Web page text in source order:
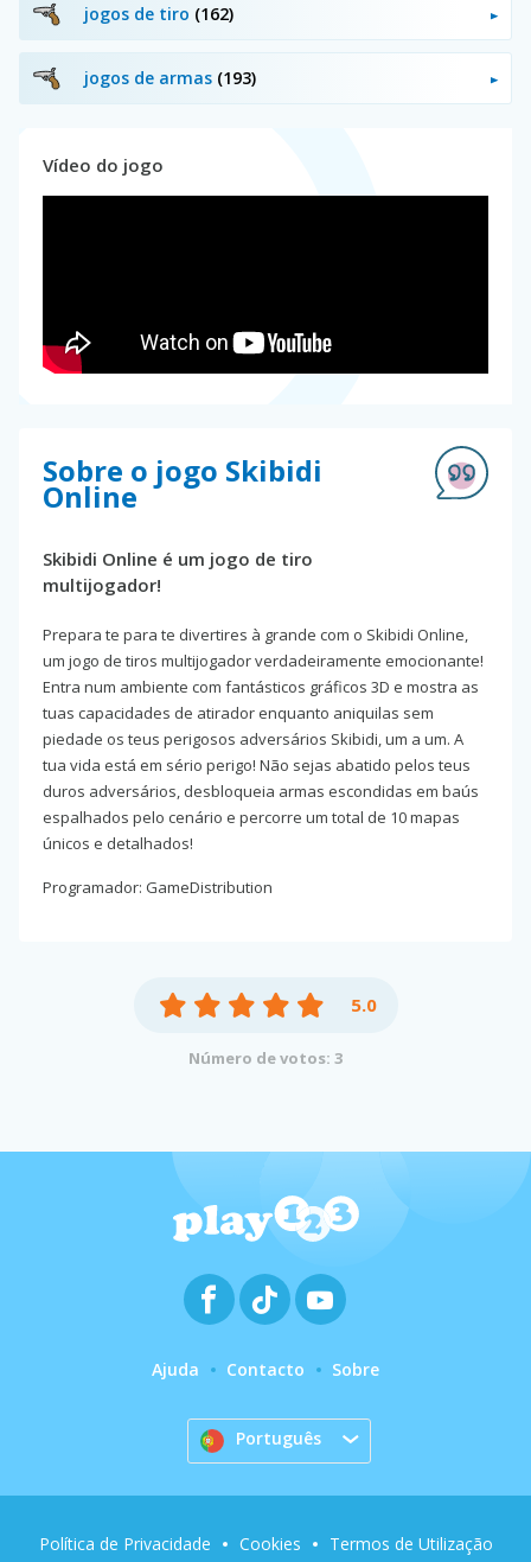
jogos de tiro (162)
jogos de armas (193)
Vídeo do jogo
Sobre o jogo Skibidi
Online
Skibidi Online é um jogo de tiro
multijogador!
Prepara te para te divertires à grande com o Skibidi Online,
um jogo de tiros multijogador verdadeiramente emocionante!
Entra num ambiente com fantásticos gráficos 3D e mostra as
tuas capacidades de atirador enquanto aniquilas sem
piedade os teus perigosos adversários Skibidi, um a um. A
tua vida está em sério perigo! Não sejas abatido pelos teus
duros adversários, desbloqueia armas escondidas em baús
espalhados pelo cenário e percorre um total de 10 mapas
únicos e detalhados!
Programador: GameDistribution
5.0
Número de votos: 3
Ajuda Contacto Sobre
Português
Política de Privacidade Cookies Termos de Utilização